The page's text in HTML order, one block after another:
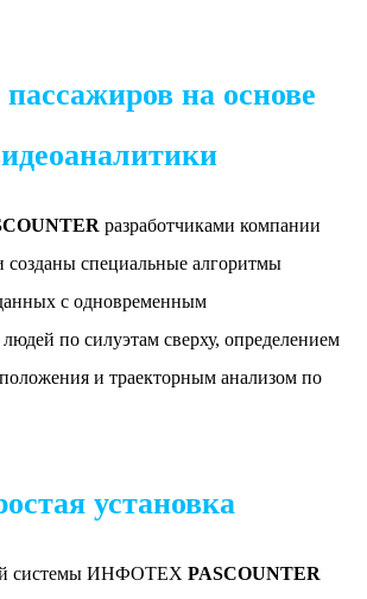
на основе
разработчиками компании
созданы специальные алгоритмы
с одновременным
по силуэтам сверху, определением
и траекторным анализом по
установка
системы ИНФОТЕХ PASCOUNTER